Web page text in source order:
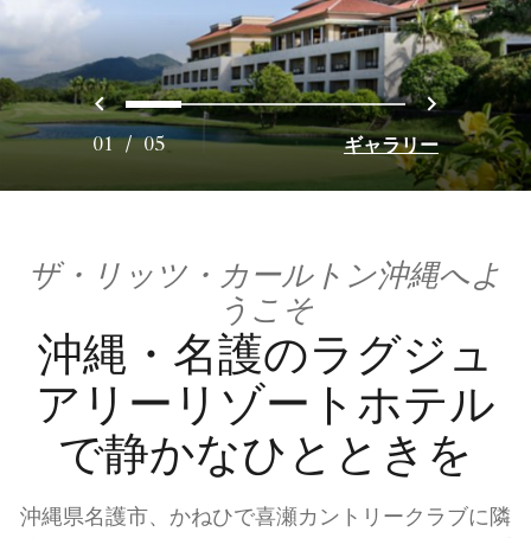
戻る0 1 2 3 4 次へ
01/05 ギャラリー
ザ・リッツ・カールトン沖縄へよ
うこそ
沖縄・名護のラグジュ
アリーリゾートホテル
で静かなひとときを
沖縄県名護市、かねひで喜瀬カントリークラブに隣